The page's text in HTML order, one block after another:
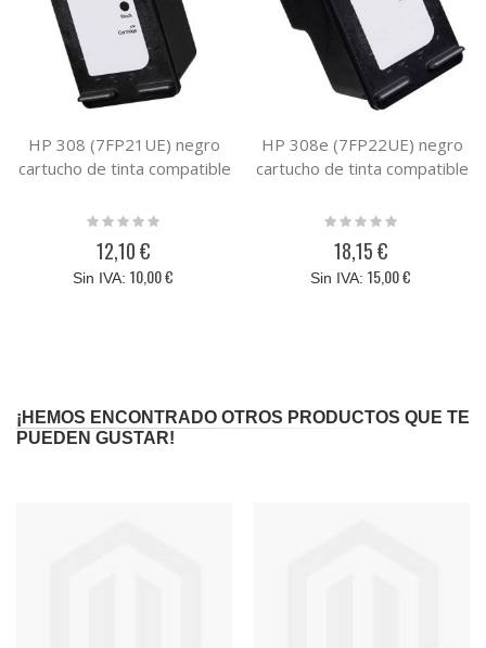
HP 308 (7FP21UE) negro
cartucho de tinta compatible
Rating:
12,10 €
10,00 €
HP 308e (7FP22UE) negro
cartucho de tinta compatible
Rating:
18,15 €
15,00 €
¡HEMOS ENCONTRADO OTROS PRODUCTOS QUE TE
PUEDEN GUSTAR!